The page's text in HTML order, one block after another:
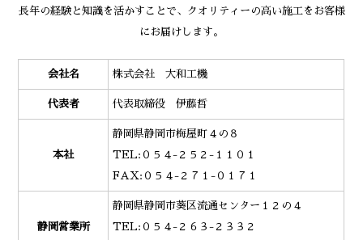
長年の経験と知識を活かすことで、クオリティーの高い施工をお客様
にお届けします。
会社名 株式会社 大和工機
代表者 代表取締役 伊藤哲
本社
静岡県静岡市梅屋町４の８
TEL:０５４-２５２-１１０１
FAX:０５４-２７１-０１７１
静岡営業所
静岡県静岡市葵区流通センター１２の４
TEL:０５４-２６３-２３３２